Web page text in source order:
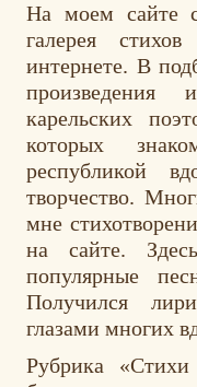
На моем сайте
галерея
интернете. В
произведения
карельских
которых
республикой
творчество.
мне стихотворения с просьбой
на сайте.
популярные
Получился
глазами многих
Рубрика